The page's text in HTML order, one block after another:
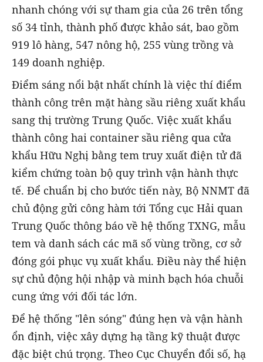
nhanh chóng với sự tham gia của 26 trên tổng
số 34 tỉnh, thành phố được khảo sát, bao gồm
919 lô hàng, 547 nông hộ, 255 vùng trồng và
149 doanh nghiệp.
Điểm sáng nổi bật nhất chính là việc thí điểm
thành công trên mặt hàng sầu riêng xuất khẩu
sang thị trường Trung Quốc. Việc xuất khẩu
thành công hai container sầu riêng qua cửa
khẩu Hữu Nghị bằng tem truy xuất điện tử đã
kiểm chứng toàn bộ quy trình vận hành thực
tế. Để chuẩn bị cho bước tiến này, Bộ NNMT đã
chủ động gửi công hàm tới Tổng cục Hải quan
Trung Quốc thông báo về hệ thống TXNG, mẫu
tem và danh sách các mã số vùng trồng, cơ sở
đóng gói phục vụ xuất khẩu. Điều này thể hiện
sự chủ động hội nhập và minh bạch hóa chuỗi
cung ứng với đối tác lớn.
Để hệ thống "lên sóng" đúng hẹn và vận hành
ổn định, việc xây dựng hạ tầng kỹ thuật được
đặc biệt chú trọng. Theo Cục Chuyển đổi số, hạ